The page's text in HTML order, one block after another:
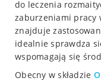
do leczenia
zaburzeniami pracy
znajduje
idealnie sprawdza
wspomagają się
Obecny w składzie